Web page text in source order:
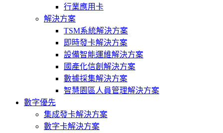
行業應用卡
解決方案
TSM系統解決方案
即時發卡解決方案
設備智能運維解決方案
國產化信創解決方案
數據採集解決方案
智慧園區人員管理解決方案
數字優先
集成發卡解決方案
數字卡解決方案